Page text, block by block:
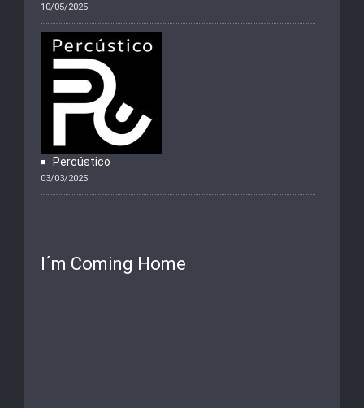
10/05/2025
Percústico
03/03/2025
I´m Coming Home